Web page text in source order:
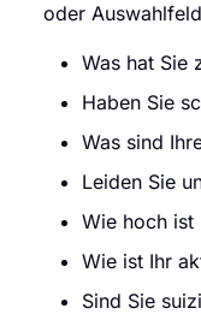
oder
Was hat Sie
Haben Sie
Was sind
Leiden Sie
Wie hoch ist
Wie ist Ihr
Sind Sie